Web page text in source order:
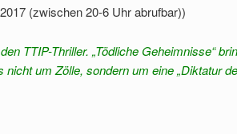
(zwischen 20-6 Uhr abrufbar))
TTIP-Thriller. „Tödliche Geheimnisse“
um Zölle, sondern um eine „Diktatur